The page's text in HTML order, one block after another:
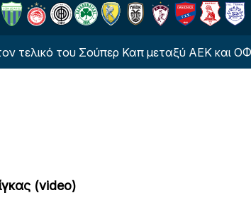
του Σούπερ Καπ μεταξύ ΑΕΚ και ΟΦΗ
(video)